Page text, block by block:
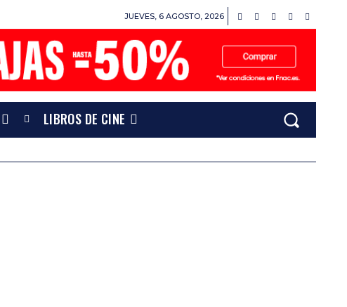
JUEVES, 6 AGOSTO, 2026
LIBROS DE CINE